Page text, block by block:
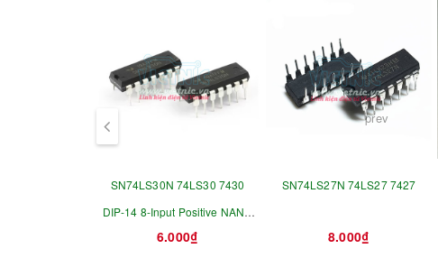
SN74LS30N 74LS30 7430
DIP-14 8-Input Positive NAND
Gate
6.000₫
SN74LS27N 74LS27 7427
8.000₫
prev